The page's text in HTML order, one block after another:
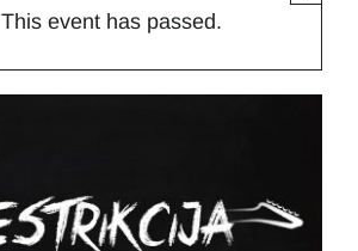
This event has passed.